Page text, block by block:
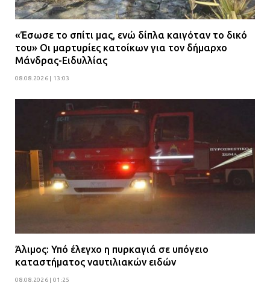
αστυνομικών
08.07.2026 | 16:24
Ο δήμαρχος Μάνδρας δώρισε όλους
τους μισθούς του 2025 στο Θριάσιο
08.07.2026 | 15:02
«Έσωσε το σπίτι μας, ενώ δίπλα καιγόταν το δικό
του» Οι μαρτυρίες κατοίκων για τον δήμαρχο
Μάνδρας-Ειδυλλίας
08.08.2026 | 13:03
Άλιμος: Υπό έλεγχο η πυρκαγιά σε υπόγειο
καταστήματος ναυτιλιακών ειδών
08.08.2026 | 01:25